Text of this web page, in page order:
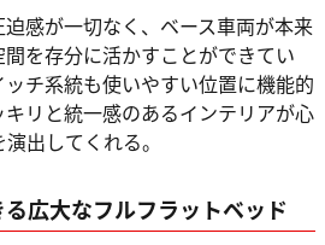
感が一切なく、ベース車両が本来
を存分に活かすことができてい
チ系統も使いやすい位置に機能的
リと統一感のあるインテリアが心
出してくれる。
広大なフルフラットベッド